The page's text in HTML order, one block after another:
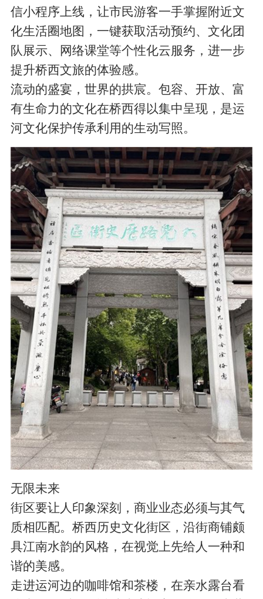
信小程序上线，让市民游客一手掌握附近文
化生活圈地图，一键获取活动预约、文化团
队展示、网络课堂等个性化云服务，进一步
提升桥西文旅的体验感。
流动的盛宴，世界的拱宸。包容、开放、富
有生命力的文化在桥西得以集中呈现，是运
河文化保护传承利用的生动写照。
无限未来
街区要让人印象深刻，商业业态必须与其气
质相匹配。桥西历史文化街区，沿街商铺颇
具江南水韵的风格，在视觉上先给人一种和
谐的美感。
走进运河边的咖啡馆和茶楼，在亲水露台看